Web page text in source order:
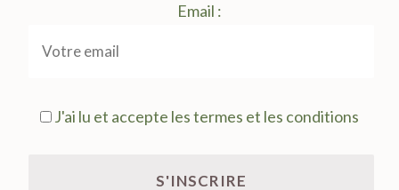
Email :
J'ai lu et accepte les termes et les conditions